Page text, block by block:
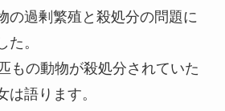
の過剰繁殖と殺処分の問題に
。
もの動物が殺処分されていた
は語ります。